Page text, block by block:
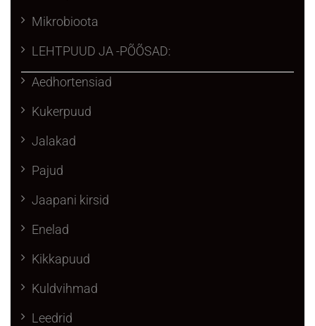
Mikrobioota
LEHTPUUD JA -PÕÕSAD:
Aedhortensiad
Kukerpuud
Jalakad
Pajud
Jaapani kirsid
Enelad
Kikkapuud
Kuldvihmad
Leedrid